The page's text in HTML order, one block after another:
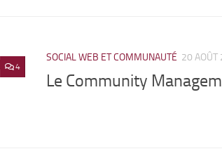
4
SOCIAL WEB ET COMMUNAUTÉ 20 AOÛT
Le Community